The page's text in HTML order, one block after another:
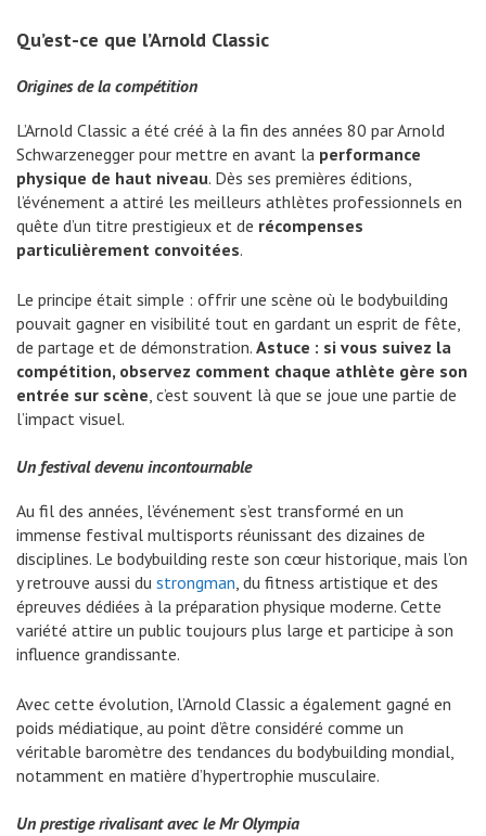
Qu’est-ce que l’Arnold Classic
Origines de la compétition
L’Arnold Classic a été créé à la fin des années 80 par Arnold
Schwarzenegger pour mettre en avant la performance
physique de haut niveau. Dès ses premières éditions,
l’événement a attiré les meilleurs athlètes professionnels en
quête d’un titre prestigieux et de récompenses
particulièrement convoitées.
Le principe était simple : offrir une scène où le bodybuilding
pouvait gagner en visibilité tout en gardant un esprit de fête,
de partage et de démonstration. Astuce : si vous suivez la
compétition, observez comment chaque athlète gère son
entrée sur scène, c’est souvent là que se joue une partie de
l’impact visuel.
Un festival devenu incontournable
Au fil des années, l’événement s’est transformé en un
immense festival multisports réunissant des dizaines de
disciplines. Le bodybuilding reste son cœur historique, mais l’on
y retrouve aussi du strongman, du fitness artistique et des
épreuves dédiées à la préparation physique moderne. Cette
variété attire un public toujours plus large et participe à son
influence grandissante.
Avec cette évolution, l’Arnold Classic a également gagné en
poids médiatique, au point d’être considéré comme un
véritable baromètre des tendances du bodybuilding mondial,
notamment en matière d’hypertrophie musculaire.
Un prestige rivalisant avec le Mr Olympia